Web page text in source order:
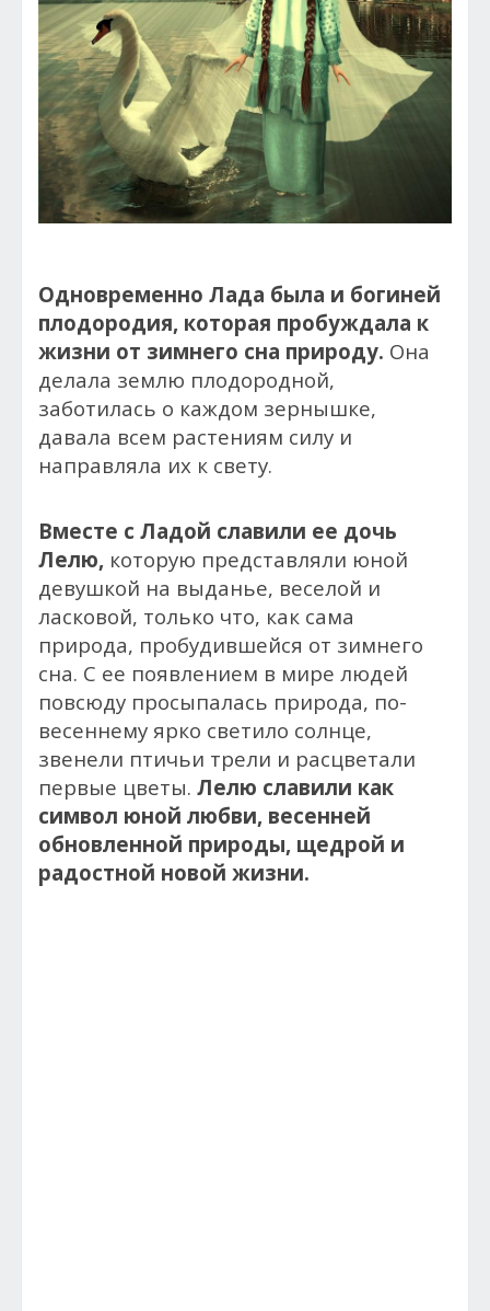
Одновременно Лада была и богиней
плодородия, которая пробуждала к
жизни от зимнего сна природу. Она
делала землю плодородной,
заботилась о каждом зернышке,
давала всем растениям силу и
направляла их к свету.
Вместе с Ладой славили ее дочь
Лелю, которую представляли юной
девушкой на выданье, веселой и
ласковой, только что, как сама
природа, пробудившейся от зимнего
сна. С ее появлением в мире людей
повсюду просыпалась природа, по-
весеннему ярко светило солнце,
звенели птичьи трели и расцветали
первые цветы. Лелю славили как
символ юной любви, весенней
обновленной природы, щедрой и
радостной новой жизни.